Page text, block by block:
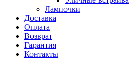
Лампочки
Доставка
Оплата
Возврат
Гарантия
Контакты